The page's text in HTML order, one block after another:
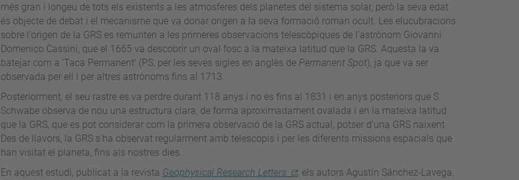
més gran i longeu de tots els existents a les atmosferes dels planetes del sistema solar, però la seva edat
és objecte de debat i el mecanisme que va donar origen a la seva formació roman ocult. Les elucubracions
sobre l'origen de la GRS es remunten a les primeres observacions telescòpiques de l'astrònom Giovanni
Domenico Cassini, que el 1665 va descobrir un oval fosc a la mateixa latitud que la GRS. Aquesta la va
batejar com a ‘Taca Permanent’ (PS, per les seves sigles en anglès de Permanent Spot), ja que va ser
observada per ell i per altres astrònoms fins al 1713.
Posteriorment, el seu rastre es va perdre durant 118 anys i no és fins al 1831 i en anys posteriors que S.
Schwabe observa de nou una estructura clara, de forma aproximadament ovalada i en la mateixa latitud
que la GRS, que es pot considerar com la primera observació de la GRS actual, potser d'una GRS naixent.
Des de llavors, la GRS s'ha observat regularment amb telescopis i per les diferents missions espacials que
han visitat el planeta, fins als nostres dies.
En aquest estudi, publicat a la revista Geophysical Research Letters , els autors Agustín Sánchez-Lavega,